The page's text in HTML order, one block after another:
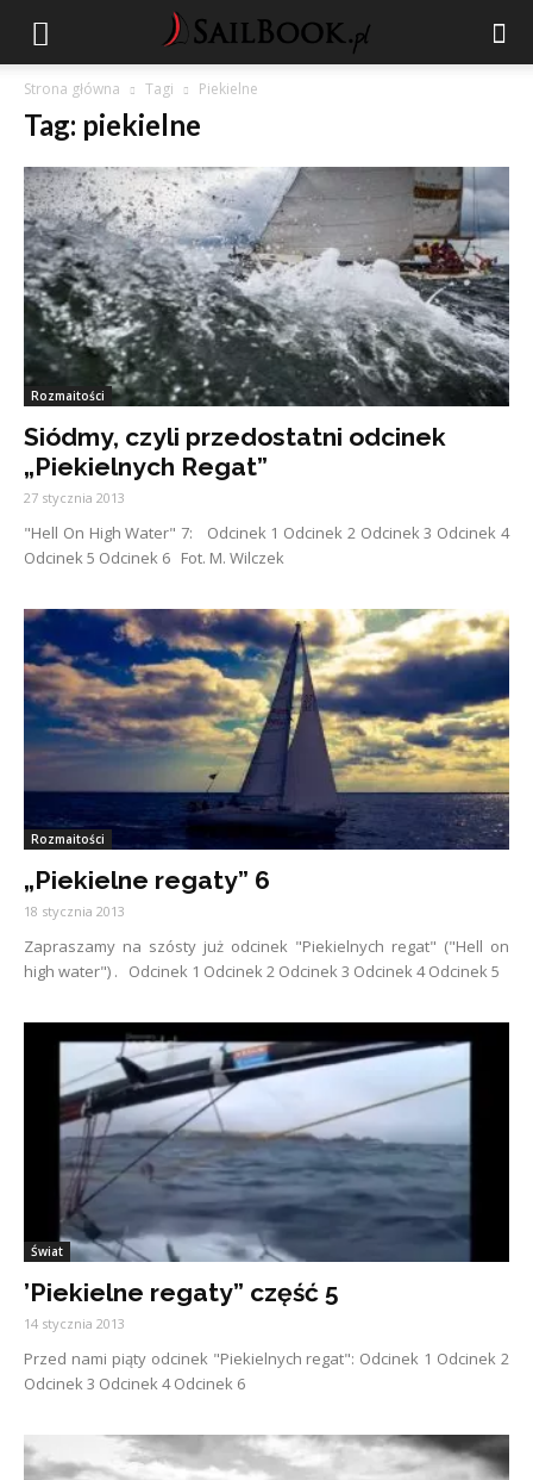
Strona główna Tagi Piekielne
Tag: piekielne
Rozmaitości
Siódmy, czyli przedostatni odcinek
„Piekielnych Regat”
27 stycznia 2013
"Hell On High Water" 7: Odcinek 1 Odcinek 2 Odcinek 3 Odcinek 4
Odcinek 5 Odcinek 6 Fot. M. Wilczek
Rozmaitości
„Piekielne regaty” 6
18 stycznia 2013
Zapraszamy na szósty już odcinek "Piekielnych regat" ("Hell on
high water") . Odcinek 1 Odcinek 2 Odcinek 3 Odcinek 4 Odcinek 5
Świat
’Piekielne regaty” część 5
14 stycznia 2013
Przed nami piąty odcinek "Piekielnych regat": Odcinek 1 Odcinek 2
Odcinek 3 Odcinek 4 Odcinek 6